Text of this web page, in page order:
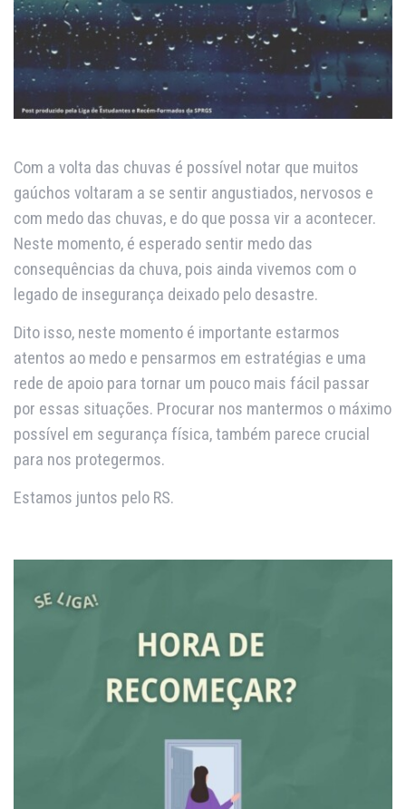
Com a volta das chuvas é possível notar que muitos
gaúchos voltaram a se sentir angustiados, nervosos e
com medo das chuvas, e do que possa vir a acontecer.
Neste momento, é esperado sentir medo das
consequências da chuva, pois ainda vivemos com o
legado de insegurança deixado pelo desastre.
Dito isso, neste momento é importante estarmos
atentos ao medo e pensarmos em estratégias e uma
rede de apoio para tornar um pouco mais fácil passar
por essas situações. Procurar nos mantermos o máximo
possível em segurança física, também parece crucial
para nos protegermos.
Estamos juntos pelo RS.